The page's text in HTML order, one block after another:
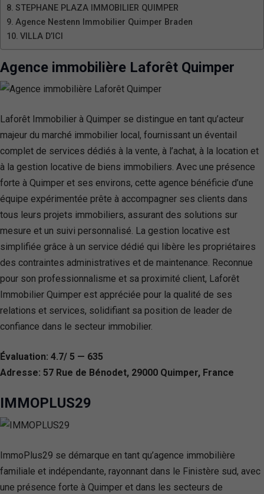
STEPHANE PLAZA IMMOBILIER QUIMPER
Agence Nestenn Immobilier Quimper Braden
VILLA D’ICI
Agence immobilière Laforêt Quimper
Laforêt Immobilier à Quimper se distingue en tant qu’acteur
majeur du marché immobilier local, fournissant un éventail
complet de services dédiés à la vente, à l’achat, à la location et
à la gestion locative de biens immobiliers. Avec une présence
forte à Quimper et ses environs, cette agence bénéficie d’une
équipe expérimentée prête à accompagner ses clients dans
tous leurs projets immobiliers, assurant des solutions sur
mesure et un suivi personnalisé. La gestion locative est
simplifiée grâce à un service dédié qui libère les propriétaires
des contraintes administratives et de maintenance. Reconnue
pour son professionnalisme et sa proximité client, Laforêt
Immobilier Quimper est appréciée pour la qualité de ses
relations et services, solidifiant sa position de leader de
confiance dans le secteur immobilier.
Évaluation: 4.7/ 5 — 635
Adresse: 57 Rue de Bénodet, 29000 Quimper, France
IMMOPLUS29
ImmoPlus29 se démarque en tant qu’agence immobilière
familiale et indépendante, rayonnant dans le Finistère sud, avec
une présence forte à Quimper et dans les secteurs de